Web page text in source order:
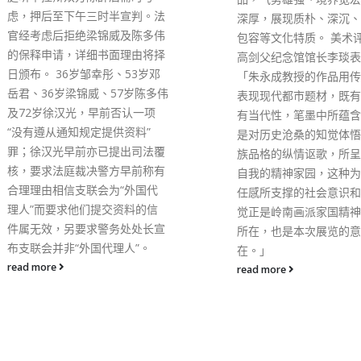
深厚，展现质朴、深沉、浑厚与
包容等文化特质。 美术评论家、
高剑父纪念馆馆长李琰表示：
「朱永成教授的作品用传统笔墨
表现现代都市题材，既有传统又
有当代性，笔墨中所蕴含的更多
是对历史沧桑的知觉体悟，对民
族品格的纵情讴歌，所呈现的是
自我的精神家园，这种为民族责
任感所支撑的社会意识和文化自
觉正是岭南画派家国精神的核心
所在，也是本次展览的意义及所
在。」
read more
现时入境检疫措施不太
议对部分有较多阳性输
地区采取相应措施。他
宽到港居家监测、「黄
排、「安心出行」等多
施，但认为「疫苗通行
保留，可作为「谷针」
防止未打针人士进入高
所。 另外，医务卫生局
必泰二价疫苗最快于本
港，目标在下月内开始
柏良解释说，二价疫苗
病毒BA.5的中和抗体明
其接种反应和原有疫苗